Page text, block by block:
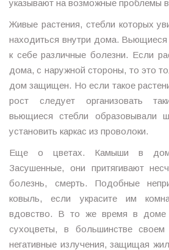
указывают на возможные проблемы
Живые растения, стебли которых
находиться внутри дома. Вьющиеся
к себе различные болезни. Если
дома, с наружной стороны, то это
дом защищен. Но если такое
рост следует организовать
вьющиеся стебли образовывали
установить каркас из проволоки.
Еще о цветах. Камыши в
Засушенные, они притягивают
болезнь, смерть. Подобные
ковыль, если украсите им
вдовство. В то же время в доме
сухоцветы, в большинстве своем
негативные излучения, защищая